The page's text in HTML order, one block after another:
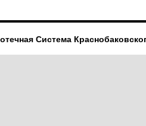
Система